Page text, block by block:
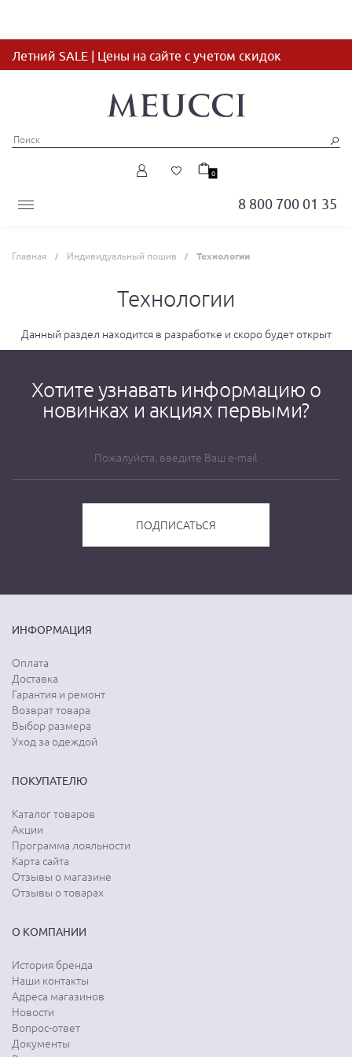
Летний SALE | Цены на сайте с учетом скидок
8 800 700 01 35
0
Главная Индивидуальный пошив Технологии
Технологии
Данный раздел находится в разработке и скоро будет открыт
Хотите узнавать информацию о
новинках и акциях первыми?
ИНФОРМАЦИЯ
Оплата
Доставка
Гарантия и ремонт
Возврат товара
Выбор размера
Уход за одеждой
ПОКУПАТЕЛЮ
Каталог товаров
Акции
Программа лояльности
Карта сайта
Отзывы о магазине
Отзывы о товарах
О КОМПАНИИ
История бренда
Наши контакты
Адреса магазинов
Новости
Вопрос-ответ
Документы